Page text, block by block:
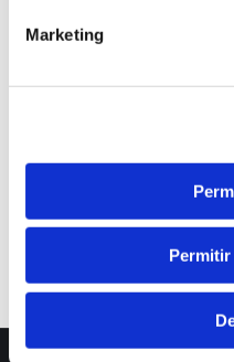
Marketing
Dream-Theme — truly